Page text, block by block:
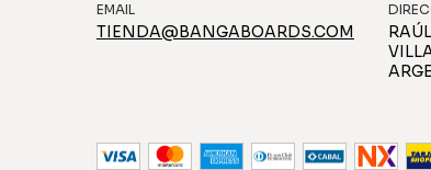
EMAIL
TIENDA@BANGABOARDS.COM